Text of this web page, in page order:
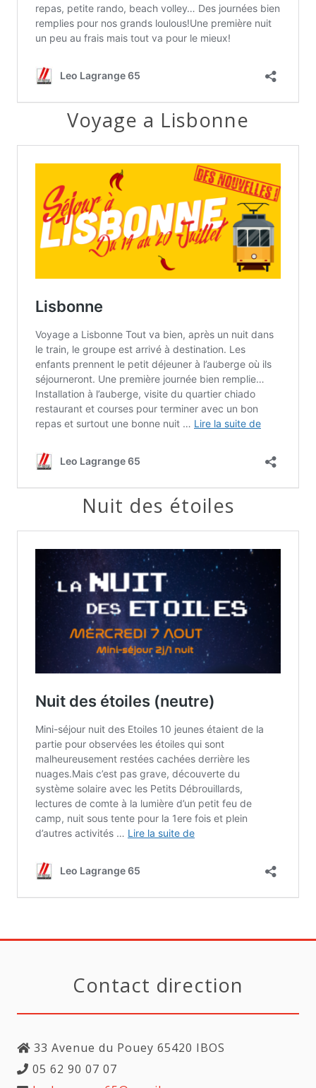
Voyage a Lisbonne
Nuit des étoiles
Contact direction
33 Avenue du Pouey 65420 IBOS
05 62 90 07 07